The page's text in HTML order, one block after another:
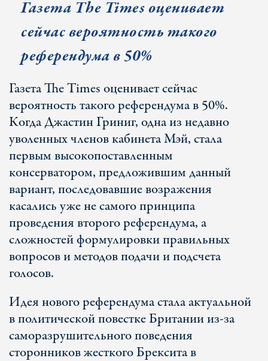
Газета The Times оценивает
сейчас вероятность такого
референдума в 50%
Газета The Times оценивает сейчас
вероятность такого референдума в 50%.
Когда Джастин Гриниг, одна из недавно
уволенных членов кабинета Мэй, стала
первым высокопоставленным
консерватором, предложившим данный
вариант, последовавшие возражения
касались уже не самого принципа
проведения второго референдума, а
сложностей формулировки правильных
вопросов и методов подачи и подсчета
голосов.
Идея нового референдума стала актуальной
в политической повестке Британии из-за
саморазрушительного поведения
сторонников жесткого Брексита в